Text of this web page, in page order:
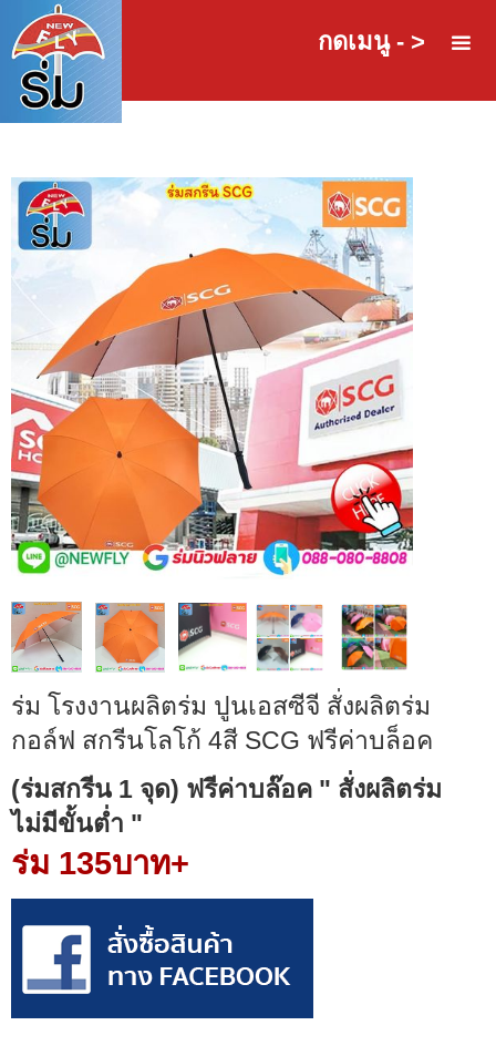
กดเมนู - >
ร่ม โรงงานผลิตร่ม ปูนเอสซีจี สั่งผลิตร่ม
กอล์ฟ สกรีนโลโก้ 4สี SCG ฟรีค่าบล็อค
(ร่มสกรีน 1 จุด) ฟรีค่าบล๊อค " สั่งผลิตร่ม
ไม่มีขั้นต่ำ "
ร่ม 135บาท+